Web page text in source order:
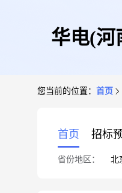
华电(河
您当前的位置： 首页
首页 招标
省份地区： 北